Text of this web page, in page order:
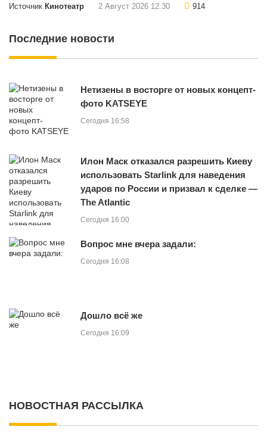
Источник Кинотеатр 2 Август 2026 12:30 914
Последние новости
Нетизены в восторге от новых концепт-
фото KATSEYE
Сегодня 16:58
Илон Маск отказался разрешить Киеву
использовать Starlink для наведения
ударов по России и призвал к сделке —
The Atlantic
Сегодня 16:00
Вопрос мне вчера задали:
Сегодня 16:08
Дошло всё же
Сегодня 16:09
НОВОСТНАЯ РАССЫЛКА